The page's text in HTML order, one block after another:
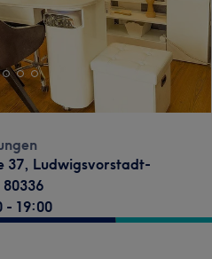
37, Ludwigsvorstadt-
80336
- 19:00